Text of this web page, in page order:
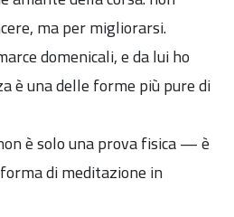
ma per migliorarsi.
domenicali, e da lui ho
è una delle forme più pure di
è solo una prova fisica — è
di meditazione in